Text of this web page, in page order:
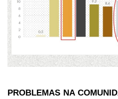
PROBLEMAS NA